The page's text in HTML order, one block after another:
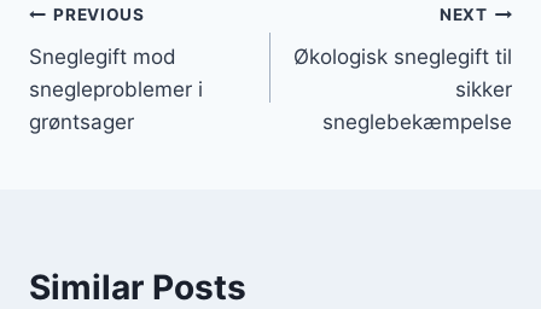
Indlægsnavigation
PREVIOUS
Sneglegift mod
snegleproblemer i
grøntsager
NEXT
Økologisk sneglegift til
sikker
sneglebekæmpelse
Similar Posts